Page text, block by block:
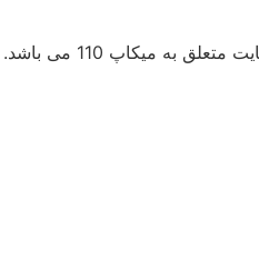
به میکاپ 110 می‌ باشد.